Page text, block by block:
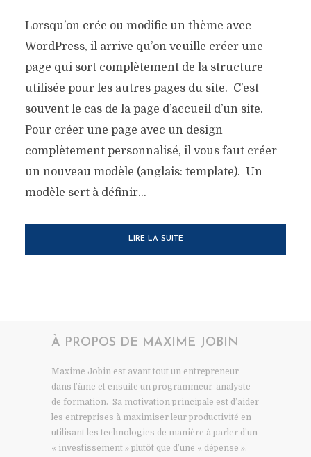
Lorsqu’on crée ou modifie un thème avec
WordPress, il arrive qu’on veuille créer une
page qui sort complètement de la structure
utilisée pour les autres pages du site. C’est
souvent le cas de la page d’accueil d’un site.
Pour créer une page avec un design
complètement personnalisé, il vous faut créer
un nouveau modèle (anglais: template). Un
modèle sert à définir...
LIRE LA SUITE
À PROPOS DE MAXIME JOBIN
Maxime Jobin est avant tout un entrepreneur
dans l’âme et ensuite un programmeur-analyste
de formation. Sa motivation principale est d’aider
les entreprises à maximiser leur productivité en
utilisant les technologies de manière à parler d’un
« investissement » plutôt que d’une « dépense ».